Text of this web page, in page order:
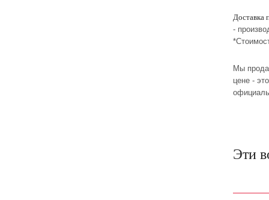
Доставка
-
Мы
цене -
Эти